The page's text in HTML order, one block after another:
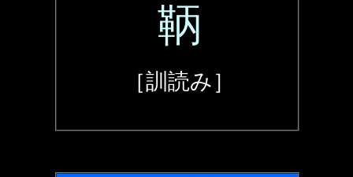
鞆
［訓読み］